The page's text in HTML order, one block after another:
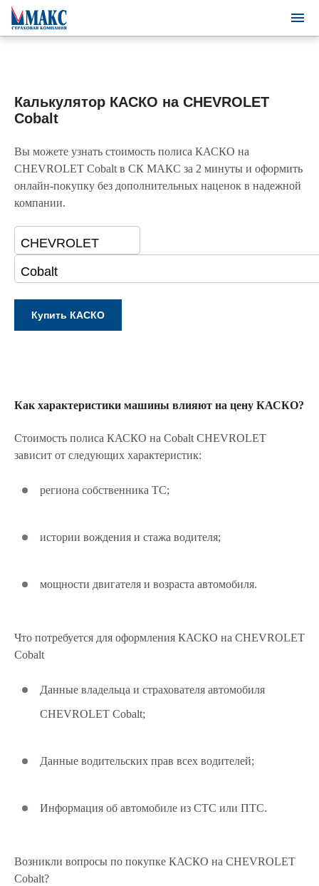
Калькулятор КАСКО на CHEVROLET
Cobalt
Вы можете узнать стоимость полиса КАСКО на
CHEVROLET Cobalt в СК МАКС за 2 минуты и оформить
онлайн-покупку без дополнительных наценок в надежной
компании.
Как характеристики машины влияют на цену КАСКО?
Стоимость полиса КАСКО на Cobalt CHEVROLET
зависит от следующих характеристик:
региона собственника ТС;
истории вождения и стажа водителя;
мощности двигателя и возраста автомобиля.
Что потребуется для оформления КАСКО на CHEVROLET
Cobalt
Данные владельца и страхователя автомобиля
CHEVROLET Cobalt;
Данные водительских прав всех водителей;
Информация об автомобиле из СТС или ПТС.
Возникли вопросы по покупке КАСКО на CHEVROLET
Cobalt?